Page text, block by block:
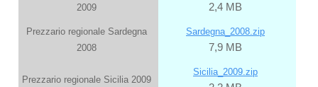
2009
2,4 MB
Prezzario regionale Sardegna
2008
Sardegna_2008.zip
7,9 MB
Prezzario regionale Sicilia 2009
Sicilia_2009.zip